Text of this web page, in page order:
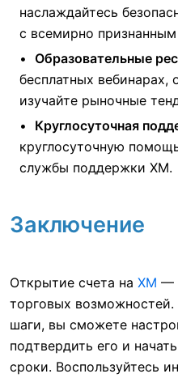
наслаждайтесь
с всемирно
Образовательные
бесплатных
изучайте рыночные
Круглосуточная
круглосуточную
службы поддержки XM.
Заключение
Открытие счета на XM —
торговых
шаги, вы сможете
подтвердить его и
сроки. Воспользуйтесь